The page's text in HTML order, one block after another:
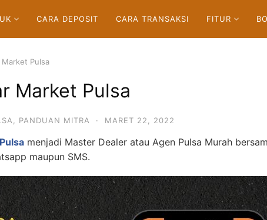
CARA DEPOSIT CARA TRANSAKSI FITUR
Market Pulsa
Market Pulsa
PANDUAN MITRA · MARET 22, 2022
menjadi Master Dealer atau Agen Pulsa Murah
maupun SMS.